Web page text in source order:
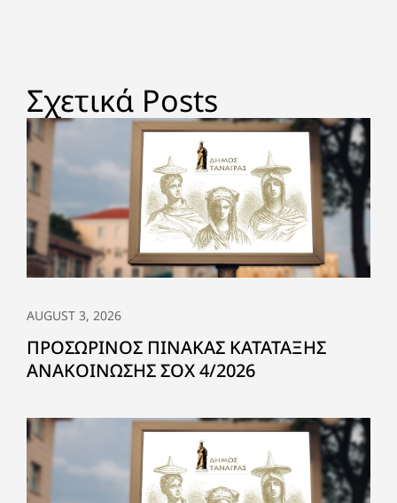
Σχετικά Posts
AUGUST 3, 2026
ΠΡΟΣΩΡΙΝΟΣ ΠΙΝΑΚΑΣ ΚΑΤΑΤΑΞΗΣ
ΑΝΑΚΟΙΝΩΣΗΣ ΣΟΧ 4/2026